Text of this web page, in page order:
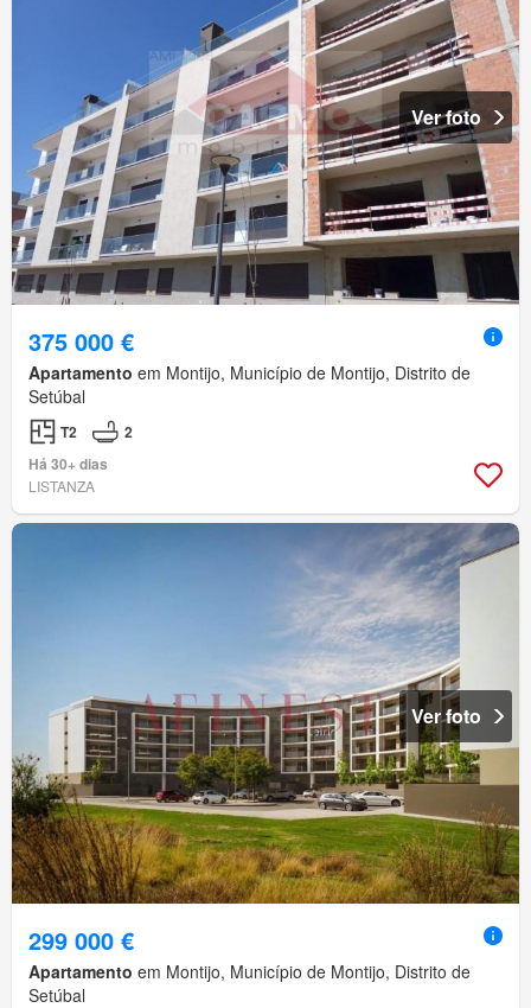
Ver foto
375 000 €
Apartamento em Montijo, Município de Montijo, Distrito de
Setúbal
T2
2
Há 30+ dias
LISTANZA
Ver foto
299 000 €
Apartamento em Montijo, Município de Montijo, Distrito de
Setúbal